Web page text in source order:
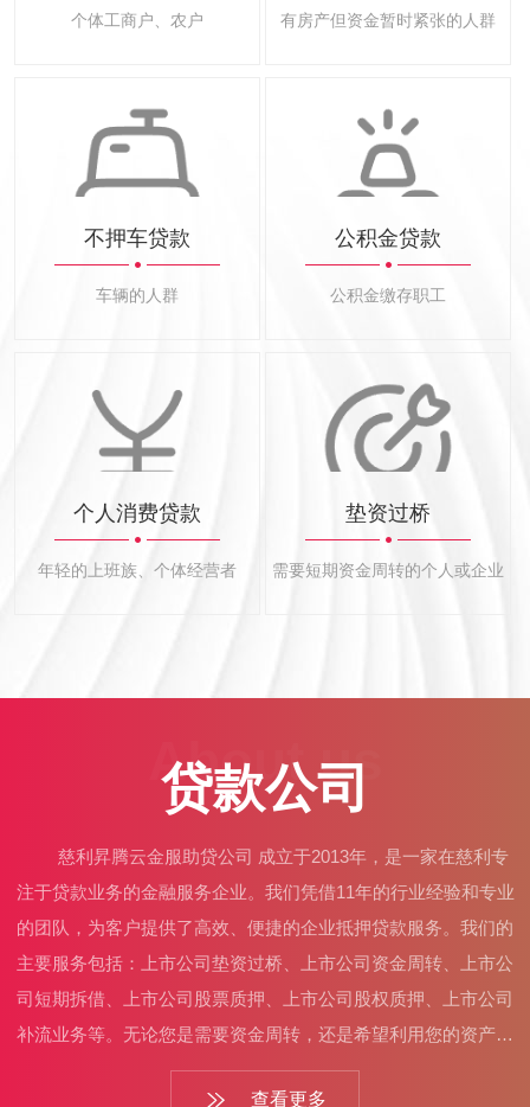
个体工商户、农户 有房产但资金暂时紧张的人群
不押车贷款
车辆的人群
公积金贷款
公积金缴存职工
个人消费贷款
年轻的上班族、个体经营者
垫资过桥
需要短期资金周转的个人或企业
About us
贷款公司
慈利昇腾云金服助贷公司 成立于2013年，是一家在慈利专
注于贷款业务的金融服务企业。我们凭借11年的行业经验和专业
的团队，为客户提供了高效、便捷的企业抵押贷款服务。我们的
主要服务包括：上市公司垫资过桥、上市公司资金周转、上市公
司短期拆借、上市公司股票质押、上市公司股权质押、上市公司
补流业务等。无论您是需要资金周转，还是希望利用您的资产或
其他抵押物获得贷款，我们都能为您提供合适的解决方案。作为
查看更多